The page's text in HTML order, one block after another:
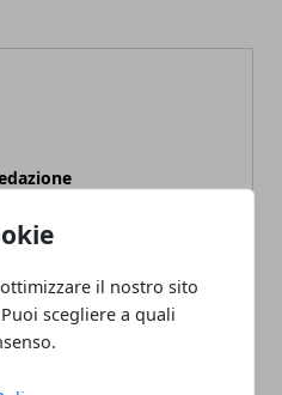
il nostro sito
scegliere a quali